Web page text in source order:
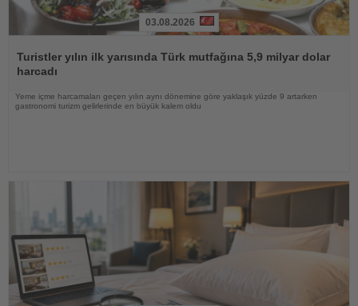
Oku
03.08.2026
Turistler yılın ilk yarısında Türk mutfağına 5,9 milyar dolar
harcadı
Yeme içme harcamaları geçen yılın aynı dönemine göre yaklaşık yüzde 9 artarken
gastronomi turizm gelirlerinde en büyük kalem oldu